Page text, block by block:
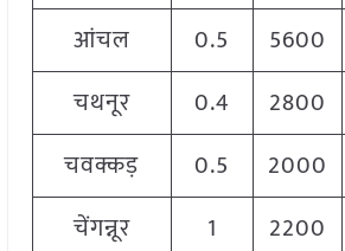
आंचल
0.5 5600
चथनूर
0.4 2800
चवक्कड़
0.5 2000
चेंगन्नूर
1 2200